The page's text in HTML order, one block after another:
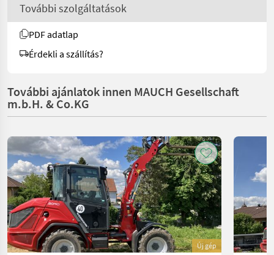
További szolgáltatások
PDF adatlap
Érdekli a szállítás?
További ajánlatok innen MAUCH Gesellschaft
m.b.H. & Co.KG
Új gép